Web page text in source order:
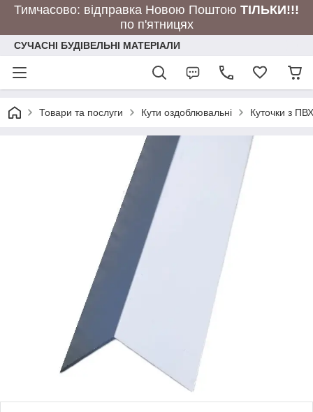
Тимчасово: відправка Новою Поштою ТІЛЬКИ!!!
по п'ятницях
СУЧАСНІ БУДІВЕЛЬНІ МАТЕРІАЛИ
Товари та послуги Кути оздоблювальні Куточки з ПВХ